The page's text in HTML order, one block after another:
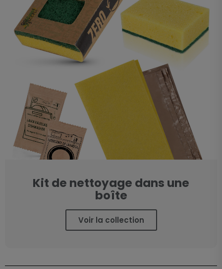
Kit de nettoyage dans une
boîte
Voir la collection